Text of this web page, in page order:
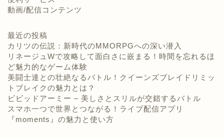
動画/配信コンテンツ
最近の投稿
カリツの伝説：新時代のMMORPGへの深い潜入
リネージュWで攻略して面白さに嵌まる！時間を忘れるほ
ど魅力的なゲーム体験
美闘士達との壮絶なるバトル！クイーンズブレイドリミッ
トブレイクの魅力とは？
ビビッドアーミー – 美しさとスリルが交錯するバトル
スマホ一つで世界とつながる！ライブ配信アプリ
『moments』の魅力と使い方